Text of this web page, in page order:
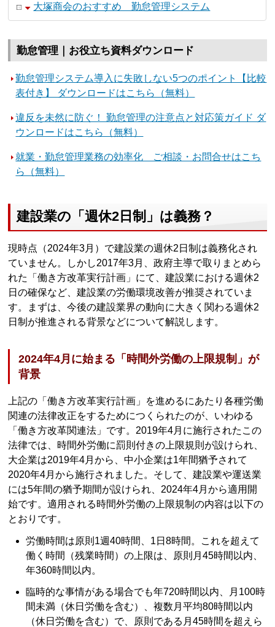
大塚商会のおすすめ 勤怠管理システム
勤怠管理｜お役立ち資料ダウンロード
勤怠管理システム導入に失敗しない5つのポイント【比較
表付き】 ダウンロードはこちら（無料）
違反を未然に防ぐ！ 勤怠管理の注意点と対応策ガイド ダ
ウンロードはこちら（無料）
就業・勤怠管理業務の効率化 ご相談・お問合せはこち
ら（無料）
建設業の「週休2日制」は義務？
現時点（2024年3月）で建設業の週休2日制は義務化され
ていません。しかし2017年3月、政府主導で取りまとめら
れた「働き方改革実行計画」にて、建設業における週休2
日の確保など、建設業の労働環境改善が推奨されていま
す。まずは、今後の建設業界の動向に大きく関わる週休2
日制が推進される背景などについて解説します。
2024年4月に始まる「時間外労働の上限規制」が
背景
上記の「働き方改革実行計画」を進めるにあたり各種労働
関連の法律改正をするためにつくられたのが、いわゆる
「働き方改革関連法」です。2019年4月に施行されたこの
法律では、時間外労働に罰則付きの上限規則が設けられ、
大企業は2019年4月から、中小企業は1年間猶予されて
2020年4月から施行されました。そして、建設業や運送業
には5年間の猶予期間が設けられ、2024年4月から適用開
始です。適用される時間外労働の上限規制の内容は以下の
とおりです。
労働時間は原則1週40時間、1日8時間。これを超えて
働く時間（残業時間）の上限は、原則月45時間以内、
年360時間以内。
臨時的な事情がある場合でも年720時間以内、月100時
間未満（休日労働を含む）、複数月平均80時間以内
（休日労働を含む）で、原則である月45時間を超えら